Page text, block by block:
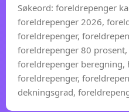
Søkeord: foreldrepenger
foreldrepenger 2026,
foreldrepenger,
foreldrepenger 80
foreldrepenger beregning,
foreldrepenger,
dekningsgrad,